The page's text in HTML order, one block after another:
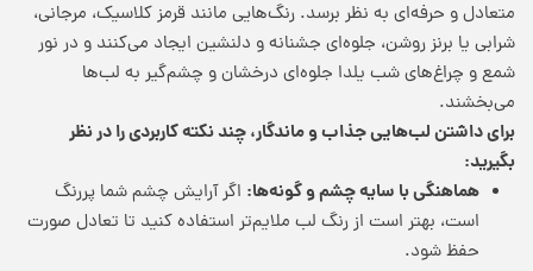
متعادل و حرفه‌ای به نظر برسد. رنگ‌هایی مانند قرمز کلاسیک، مرجانی،
شرابی یا برنز روشن، جلوه‌ای جشنانه و دلنشین ایجاد می‌کنند و در نور
شمع و چراغ‌های شب یلدا جلوه‌ای درخشان و چشم‌گیر به لب‌ها
می‌بخشند.
برای داشتن لب‌هایی جذاب و ماندگار، چند نکته کاربردی را در نظر
بگیرید:
هماهنگی با سایه چشم و گونه‌ها: اگر آرایش چشم شما پررنگ
است، بهتر است از رنگ لب ملایم‌تر استفاده کنید تا تعادل صورت
حفظ شود.